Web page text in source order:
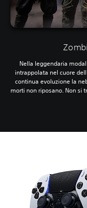
Nella leggendaria
intrappolata nel cuore
continua evoluzione la
morti non riposano. Non si